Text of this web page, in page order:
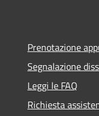
Prenotazione
Segnalazione
Leggi le FAQ
Richiesta